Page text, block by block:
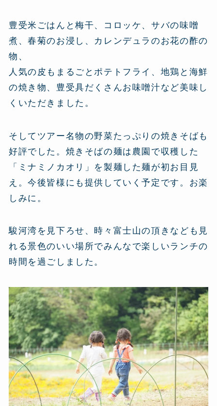
豊受米ごはんと梅干、コロッケ、サバの味噌
煮、春菊のお浸し、カレンデュラのお花の酢の
物、
人気の皮もまるごとポテトフライ、地鶏と海鮮
の焼き物、豊受具だくさんお味噌汁など美味し
くいただきました。
そしてツアー名物の野菜たっぷりの焼きそばも
好評でした。焼きそばの麺は農園で収穫した
「ミナミノカオリ」を製麺した麺が初お目見
え。今後皆様にも提供していく予定です。お楽
しみに。
駿河湾を見下ろせ、時々富士山の頂きなども見
れる景色のいい場所でみんなで楽しいランチの
時間を過ごしました。